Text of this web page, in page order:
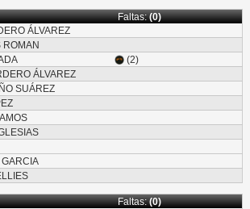
Faltas:(0)
ÁLVAREZ
ROMAN
(2)
ÁLVAREZ
SUÁREZ
Faltas:(0)